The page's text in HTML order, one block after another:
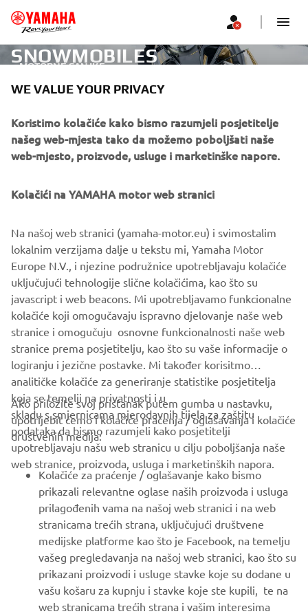
MOTORNE SANJKE
SNOWMOBILES
CORPORATE
FOR BUSINESS
MORE YAMAHA
SUPPORT
BILTEN
Budite prvi koji će saznati o najnovijim ponudama, posebnim
događajima, novim izdanjima i još mnogo toga
PRETPLATITE SE
Pročitajte našu Politiku privatnosti kako biste saznali kako
obrađujemo vaše osobne podatke: Pravila o Zaštiti Privatnosti
Montenegro (Serbian)
© Copyright - 2026 Yamaha Motor Europe N.V. - All Rights
Reserved
WE VALUE YOUR PRIVACY
Koristimo kolačiće kako bismo razumjeli posjetitelje
našeg web-mjesta tako da možemo poboljšati naše
web-mjesto, proizvode, usluge i marketinške napore.
Kolačići na YAMAHA motor web stranici
Na našoj web stranici (yamaha-motor.eu) i svimostalim
lokalnim verzijama dalje u tekstu mi, Yamaha Motor
Europe N.V., i njezine podružnice upotrebljavaju kolačiće
uključujući tehnologije slične kolačićima, kao što su
javascript i web beacons. Mi upotrebljavamo funkcionalne
kolačiće koji omogučavaju ispravno djelovanje naše web
stranice i omogučuju osnovne funkcionalnosti naše web
stranice prema posjetitelju, kao što su vaše informacije o
logiranju i jezične postavke. Mi također korisitmo
analitičke kolačiće za generiranje statistike posjetitelja
koja se temelji na privatnosti i u
skladu s smjernicama mjerodavnih tijela za zaštitu
podataka da bismo razumjeli kako posjetitelji
upotrebljavaju našu web stranicu u cilju poboljšanja naše
web stranice, proizvoda, usluga i marketinških napora.
Ako priložite svoj pristanak putem gumba u nastavku,
upotrijebit ćemo i kolačiće praćenja / oglašavanja i kolačiće
društvenih medija:
Kolačiće za praćenje / oglašavanje kako bismo
prikazali relevantne oglase naših proizvoda i usluga
prilagođenih vama na našoj web stranici i na web
stranicama trećih strana, uključujući društvene
medijske platforme kao što je Facebook, na temelju
vašeg pregledavanja na našoj web stranici, kao što su
prikazani proizvodi i usluge stavke koje su dodane u
vašu košaru za kupnju i stavke koje ste kupili, te na
web stranicama trećih strana i vašim interesima